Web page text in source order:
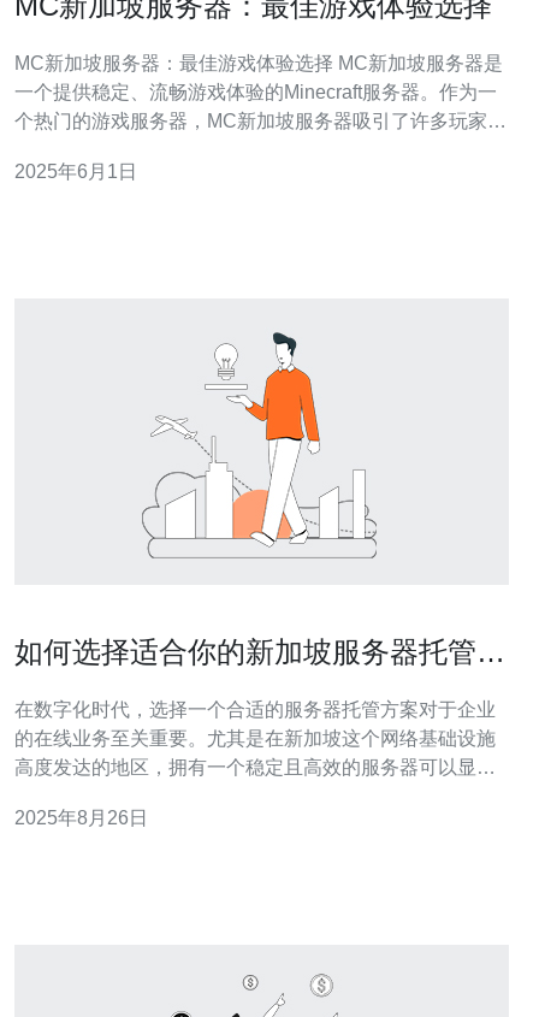
MC新加坡服务器：最佳游戏体验选择 MC新加坡服务器是
一个提供稳定、流畅游戏体验的Minecraft服务器。作为一
个热门的游戏服务器，MC新加坡服务器吸引了许多玩家的
术支持团队，确保玩家能够享受到最佳的游戏体验。 MC
2025年6月1日
如何选择适合你的新加坡服务器托管方
在数字化时代，选择一个合适的服务器托管方案对于企业
的在线业务至关重要。尤其是在新加坡这个网络基础设施
高度发达的地区，拥有一个稳定且高效的服务器可以显著
的新加坡服务器托管方案呢？本文将为你提供一些实用的
2025年8月26日